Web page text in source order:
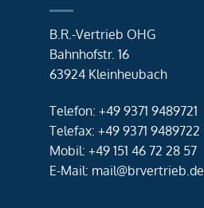
B.R.-Vertrieb OHG
Bahnhofstr. 16
63924 Kleinheubach
Telefon: +49 9371 9489721
Telefax: +49 9371 9489722
Mobil: +49 151 46 72 28 57
E-Mail: mail@brvertrieb.de